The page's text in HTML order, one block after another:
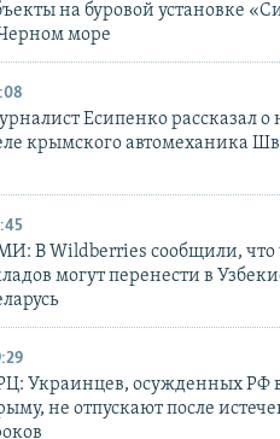
на буровой установке
море
Есипенко рассказал о
крымского автомеханика
В Wildberries сообщили, что
могут перенести в
Украинцев, осужденных РФ
не отпускают после